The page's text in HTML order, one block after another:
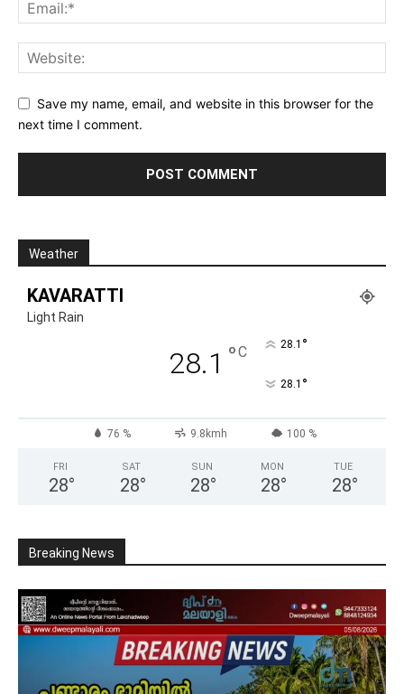
Save my name, email, and website in this browser for the
next time I comment.
Weather
KAVARATTI
Light Rain
28.1 °C 28.1 °
28.1 °
76 % 9.8kmh 100 %
FRI
28°
SAT
28°
SUN
28°
MON
28°
TUE
28°
Breaking News